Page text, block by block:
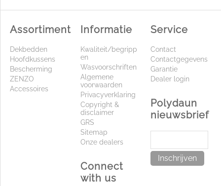
Assortiment
Dekbedden
Hoofdkussens
Bescherming
ZENZO
Accessoires
Informatie
Kwaliteit/begripp
en
Wasvoorschriften
Algemene
voorwaarden
Privacyverklaring
Copyright &
disclaimer
GRS
Sitemap
Onze dealers
Connect
with us
Service
Contact
Contactgegevens
Garantie
Dealer login
Polydaun
nieuwsbrief
Inschrijven